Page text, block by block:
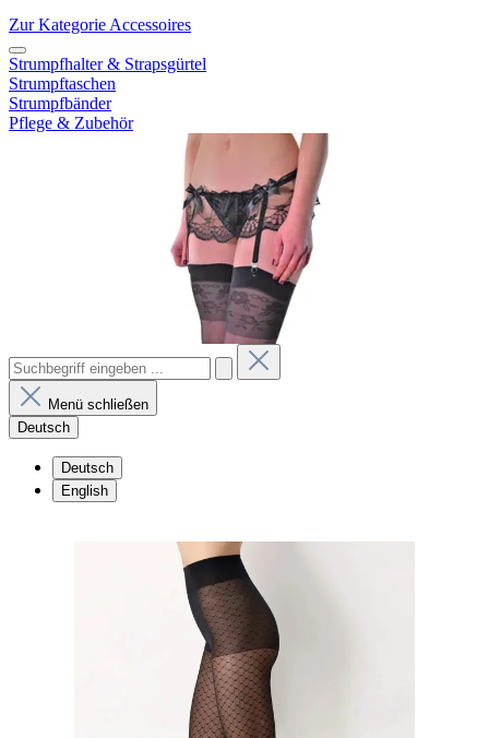
Zur Kategorie Accessoires
Strumpfhalter & Strapsgürtel
Strumpftaschen
Strumpfbänder
Pflege & Zubehör
Menü schließen
Deutsch
Deutsch
English